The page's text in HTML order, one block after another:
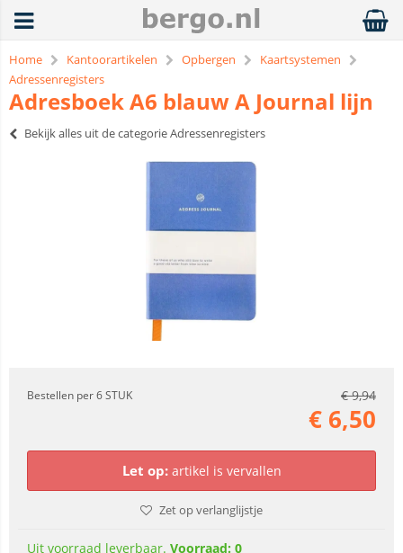
Home Kantoorartikelen Opbergen
Kaartsystemen
Adressenregisters
Adresboek A6 blauw A Journal lijn
Bekijk alles uit de categorie Adressenregisters
Bestellen per 6 STUK €9,94
€ 6,50
Let op: artikel is vervallen
Zet op verlanglijstje
Uit voorraad leverbaar. Voorraad: 0